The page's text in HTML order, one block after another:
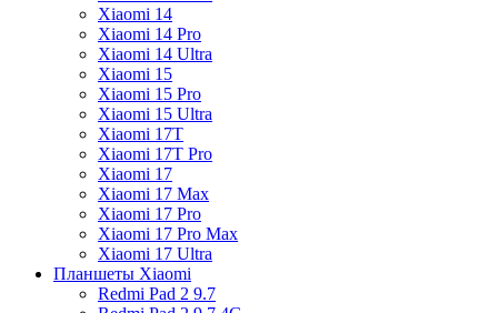
Xiaomi 14
Xiaomi 14 Pro
Xiaomi 14 Ultra
Xiaomi 15
Xiaomi 15 Pro
Xiaomi 15 Ultra
Xiaomi 17T
Xiaomi 17T Pro
Xiaomi 17
Xiaomi 17 Max
Xiaomi 17 Pro
Xiaomi 17 Pro Max
Xiaomi 17 Ultra
Планшеты Xiaomi
Redmi Pad 2 9.7